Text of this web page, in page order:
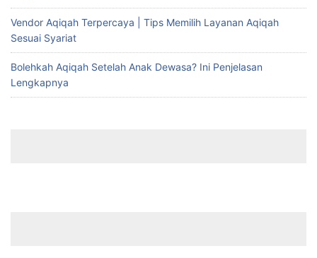
Vendor Aqiqah Terpercaya | Tips Memilih Layanan Aqiqah
Sesuai Syariat
Bolehkah Aqiqah Setelah Anak Dewasa? Ini Penjelasan
Lengkapnya